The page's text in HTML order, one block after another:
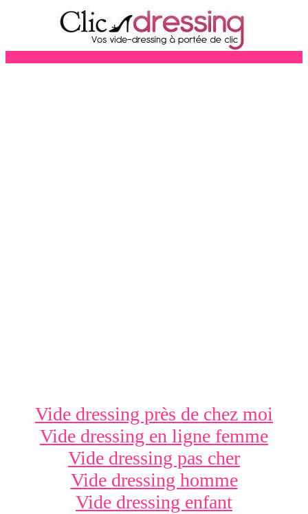
Vide dressing près de chez moi
Vide dressing en ligne femme
Vide dressing pas cher
Vide dressing homme
Vide dressing enfant